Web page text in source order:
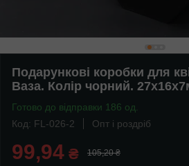
Подарункові коробки для
Ваза. Колір чорний.
Готово до відправки 186 од.
Код: FL-026-2
Опт і роздріб
99,94 ₴ 105,20 ₴